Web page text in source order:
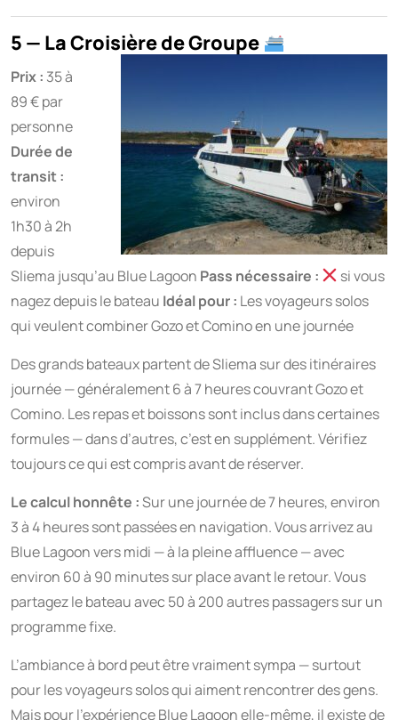
5 — La Croisière de Groupe
Prix : 35 à
89 € par
personne
Durée de
transit :
environ
1h30 à 2h
depuis
Sliema jusqu’au Blue Lagoon Pass nécessaire :
si vous
nagez depuis le bateau Idéal pour : Les voyageurs solos
qui veulent combiner Gozo et Comino en une journée
Des grands bateaux partent de Sliema sur des itinéraires
journée — généralement 6 à 7 heures couvrant Gozo et
Comino. Les repas et boissons sont inclus dans certaines
formules — dans d’autres, c’est en supplément. Vérifiez
toujours ce qui est compris avant de réserver.
Le calcul honnête :Sur une journée de 7 heures, environ
3 à 4 heures sont passées en navigation. Vous arrivez au
Blue Lagoon vers midi — à la pleine affluence — avec
environ 60 à 90 minutes sur place avant le retour. Vous
partagez le bateau avec 50 à 200 autres passagers sur un
programme fixe.
L’ambiance à bord peut être vraiment sympa — surtout
pour les voyageurs solos qui aiment rencontrer des gens.
Mais pour l’expérience Blue Lagoon elle-même, il existe de